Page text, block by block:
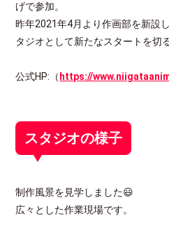
げで参加。
昨年2021年4月より作画部を新設
タジオとして新たなスタートを切る
公式HP:（ https://
スタジオの様子
制作風景を見学しました😃
広々とした作業現場です。